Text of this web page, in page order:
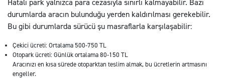
Hatalı park yalnızca para cezasıyla sınırlı kalmayabilir. Bazı
durumlarda aracın bulunduğu yerden kaldırılması gerekebilir.
Bu gibi durumlarda sürücü şu masraflarla karşılaşabilir:
Çekici ücreti: Ortalama 500-750 TL
Otopark ücreti: Günlük ortalama 80-150 TL
Aracınızı en kısa sürede otoparktan teslim almak, bu ücretlerin artmasını
engeller.